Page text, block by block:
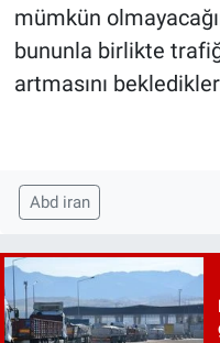
mümkün
bununla birlikte
artmasını
Abd iran